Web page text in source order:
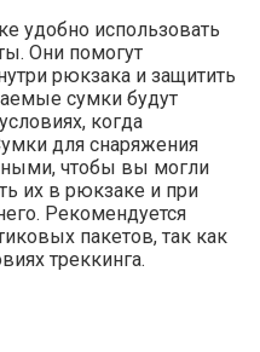
удобно использовать
Они помогут
рюкзака и защитить
сумки будут
когда
для снаряжения
чтобы вы могли
их в рюкзаке и при
Рекомендуется
пакетов, так как
треккинга.